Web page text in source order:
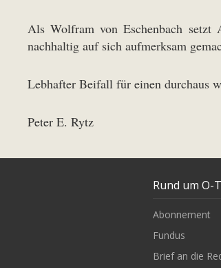
Als Wolfram von Eschenbach
nachhaltig auf sich aufmerksam
Lebhafter Beifall für einen durchaus
Peter E. Rytz
Rund um O-
Abonnement
Fundus
Brief an die